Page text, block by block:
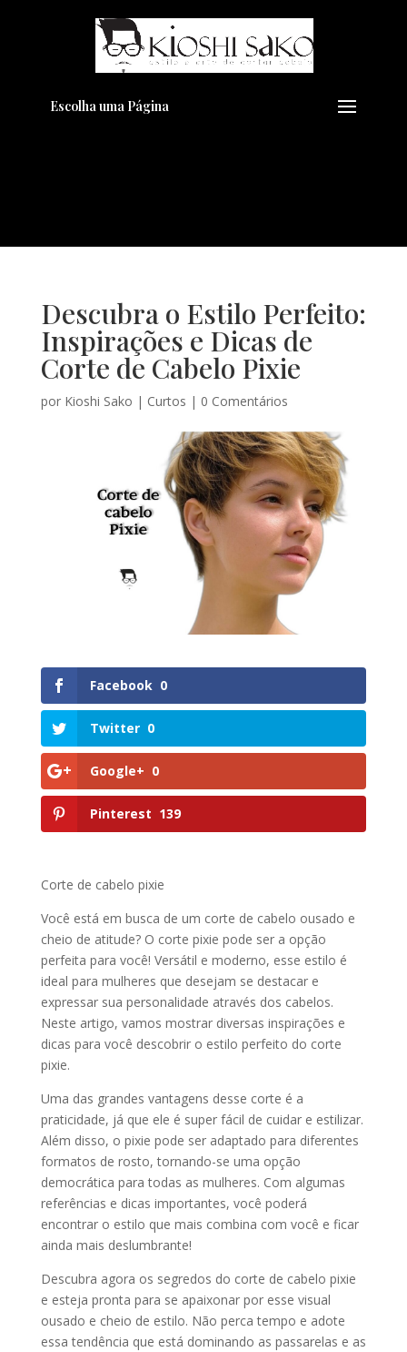
Escolha uma Página
Descubra o Estilo Perfeito:
Inspirações e Dicas de
Corte de Cabelo Pixie
por Kioshi Sako | Curtos | 0 Comentários
Facebook 0
Twitter 0
Google+ 0
Pinterest 139
Corte de cabelo pixie
Você está em busca de um corte de cabelo ousado e
cheio de atitude? O corte pixie pode ser a opção
perfeita para você! Versátil e moderno, esse estilo é
ideal para mulheres que desejam se destacar e
expressar sua personalidade através dos cabelos.
Neste artigo, vamos mostrar diversas inspirações e
dicas para você descobrir o estilo perfeito do corte
pixie.
Uma das grandes vantagens desse corte é a
praticidade, já que ele é super fácil de cuidar e estilizar.
Além disso, o pixie pode ser adaptado para diferentes
formatos de rosto, tornando-se uma opção
democrática para todas as mulheres. Com algumas
referências e dicas importantes, você poderá
encontrar o estilo que mais combina com você e ficar
ainda mais deslumbrante!
Descubra agora os segredos do corte de cabelo pixie
e esteja pronta para se apaixonar por esse visual
ousado e cheio de estilo. Não perca tempo e adote
essa tendência que está dominando as passarelas e as
Pensando em transformar seu
Visual??